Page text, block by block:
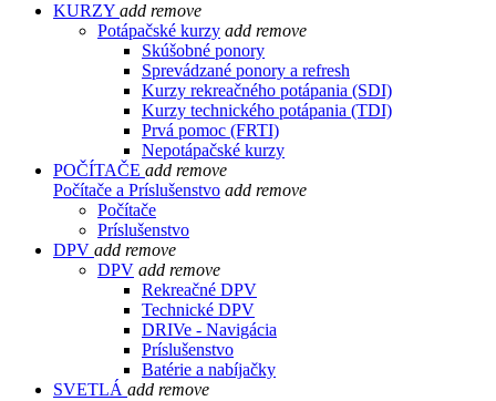
KURZY add remove
Potápačské kurzy add remove
Skúšobné ponory
Sprevádzané ponory a refresh
Kurzy rekreačného potápania (SDI)
Kurzy technického potápania (TDI)
Prvá pomoc (FRTI)
Nepotápačské kurzy
POČÍTAČE add remove
Počítače a Príslušenstvo add remove
Počítače
Príslušenstvo
DPV add remove
DPV add remove
Rekreačné DPV
Technické DPV
DRIVe - Navigácia
Príslušenstvo
Batérie a nabíjačky
SVETLÁ add remove